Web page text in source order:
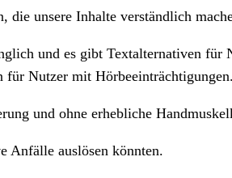
die unsere Inhalte verständlich
und es gibt Textalternativen für
für Nutzer mit Hörbeeinträchtigungen.
und ohne erhebliche
Anfälle auslösen könnten.